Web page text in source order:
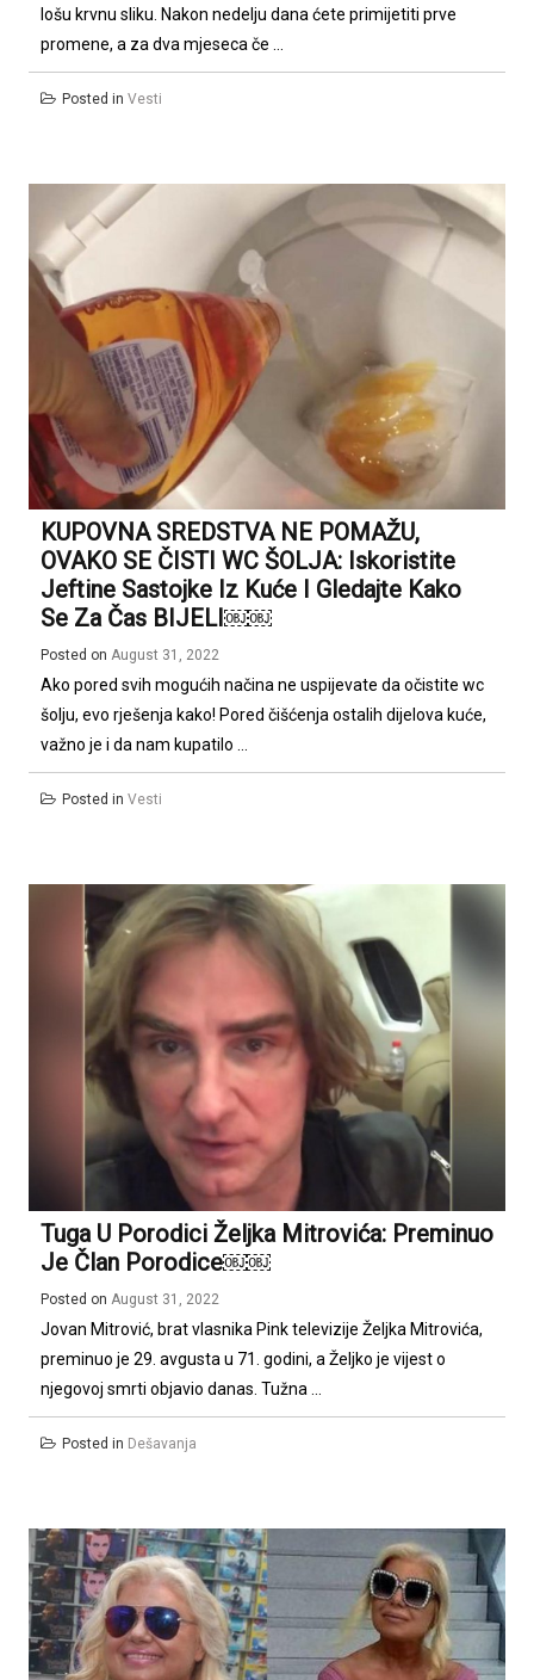
lošu krvnu sliku. Nakon nedelju dana ćete primijetiti prve
promene, a za dva mjeseca če ...
Posted in Vesti
KUPOVNA SREDSTVA NE POMAŽU,
OVAKO SE ČISTI WC ŠOLJA: Iskoristite
Jeftine Sastojke Iz Kuće I Gledajte Kako
Se Za Čas BIJELI￼￼
Posted on August 31, 2022
Ako pored svih mogućih načina ne uspijevate da očistite wc
šolju, evo rješenja kako! Pored čišćenja ostalih dijelova kuće,
važno je i da nam kupatilo ...
Posted in Vesti
Tuga U Porodici Željka Mitrovića: Preminuo
Je Član Porodice￼￼
Posted on August 31, 2022
Jovan Mitrović, brat vlasnika Pink televizije Željka Mitrovića,
preminuo je 29. avgusta u 71. godini, a Željko je vijest o
njegovoj smrti objavio danas. Tužna ...
Posted in Dešavanja